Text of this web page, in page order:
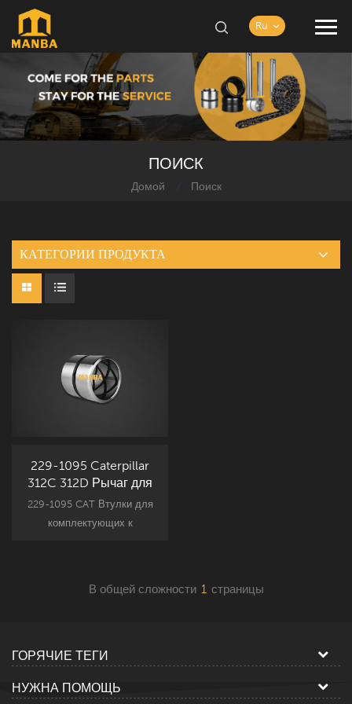
Ru
ПОИСК
Домой / Поиск
КАТЕГОРИИ ПРОДУКТА
229-1095 Caterpillar
312C 312D Рычаг для
соединения втулок
229-1095 CAT Втулки для
комплектующих к
В общей сложности 1 страницы
ГОРЯЧИЕ ТЕГИ
НУЖНА ПОМОЩЬ